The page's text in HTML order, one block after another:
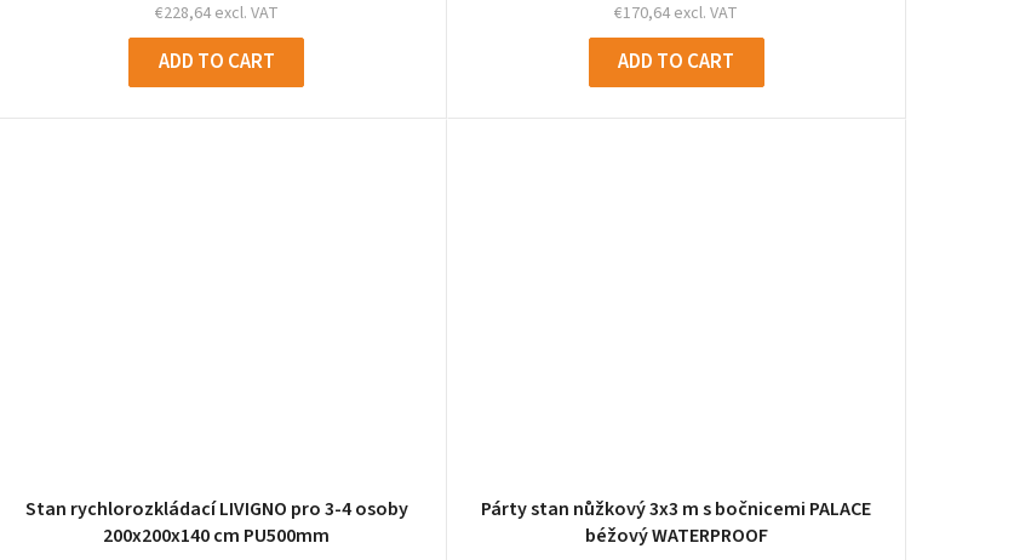
€228,64 excl. VAT
ADD TO CART
€170,64 excl. VAT
ADD TO CART
Stan rychlorozkládací LIVIGNO pro 3-4 osoby
200x200x140 cm PU500mm
Párty stan nůžkový 3x3 m s bočnicemi PALACE
béžový WATERPROOF